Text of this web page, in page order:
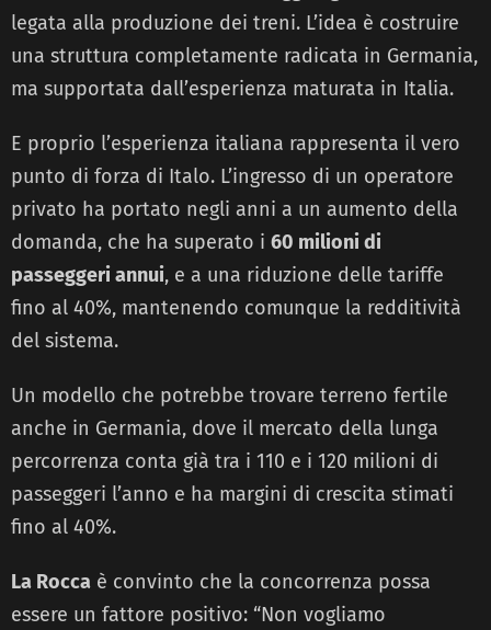
legata alla produzione dei treni. L’idea è costruire
una struttura completamente radicata in Germania,
ma supportata dall’esperienza maturata in Italia.
E proprio l’esperienza italiana rappresenta il vero
punto di forza di Italo. L’ingresso di un operatore
privato ha portato negli anni a un aumento della
domanda, che ha superato i 60 milioni di
passeggeri annui, e a una riduzione delle tariffe
fino al 40%, mantenendo comunque la redditività
del sistema.
Un modello che potrebbe trovare terreno fertile
anche in Germania, dove il mercato della lunga
percorrenza conta già tra i 110 e i 120 milioni di
passeggeri l’anno e ha margini di crescita stimati
fino al 40%.
La Rocca è convinto che la concorrenza possa
essere un fattore positivo: “Non vogliamo